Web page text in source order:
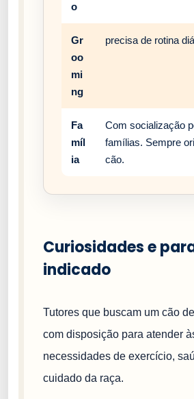
o
Gr
oo
mi
ng
precisa de rotina
Fa
míl
ia
Com socialização
famílias. Sempre
cão.
Curiosidades e
indicado
Tutores que buscam um cão
com disposição para atender
necessidades de exercício,
cuidado da raça.